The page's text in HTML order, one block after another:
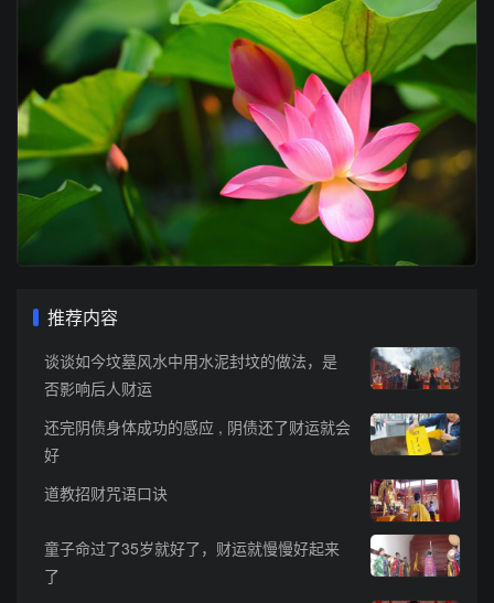
推荐内容
谈谈如今坟墓风水中用水泥封坟的做法，是
否影响后人财运
还完阴债身体成功的感应 , 阴债还了财运就会
好
道教招财咒语口诀
童子命过了35岁就好了，财运就慢慢好起来
了